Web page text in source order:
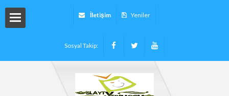
İletişim Yeniler
Sosyal Takip: